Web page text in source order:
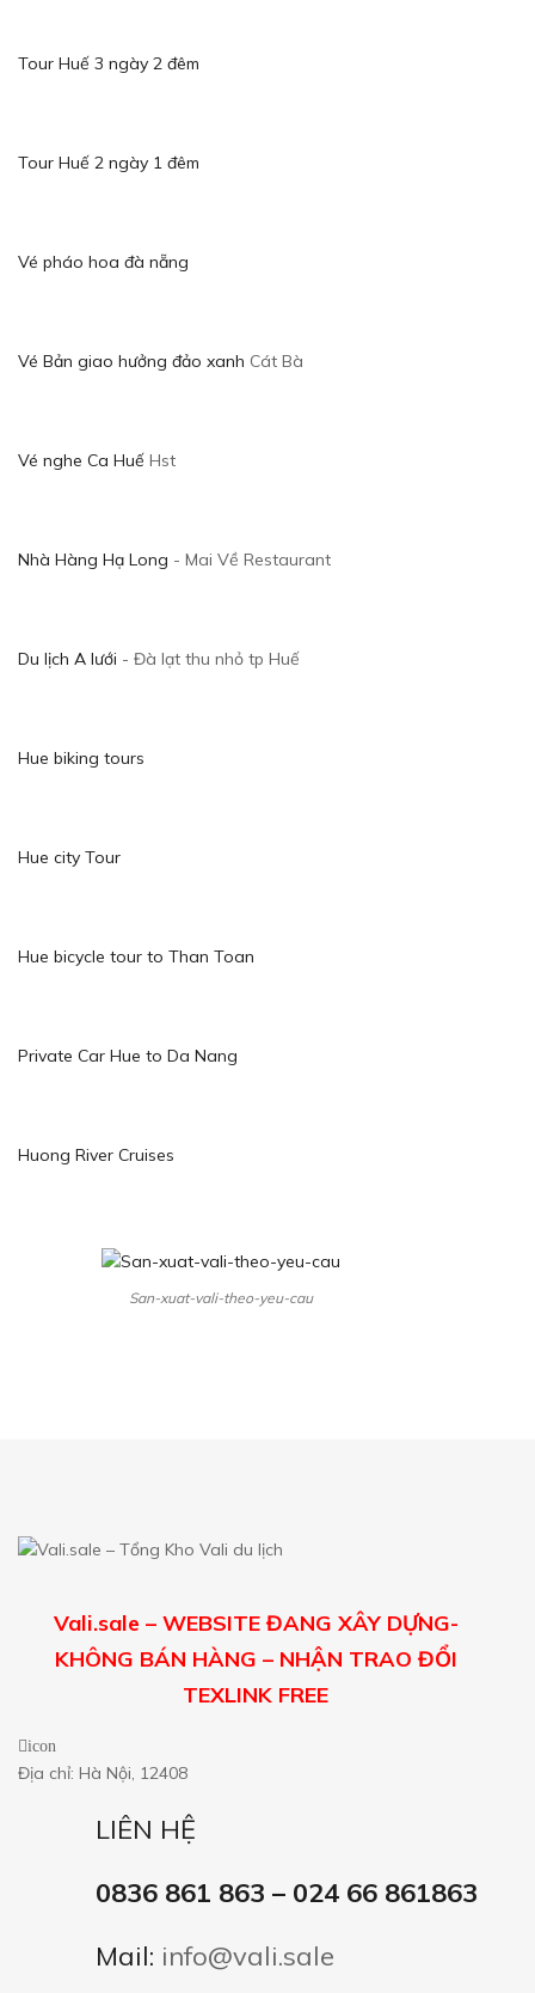
Tour Huế 3 ngày 2 đêm
Tour Huế 2 ngày 1 đêm
Vé pháo hoa đà nẵng
Vé Bản giao hưởng đảo xanh Cát Bà
Vé nghe Ca Huế Hst
Nhà Hàng Hạ Long - Mai Về Restaurant
Du lịch A lưới - Đà lạt thu nhỏ tp Huế
Hue biking tours
Hue city Tour
Hue bicycle tour to Than Toan
Private Car Hue to Da Nang
Huong River Cruises
San-xuat-vali-theo-yeu-cau
Vali.sale – WEBSITE ĐANG XÂY DỰNG-
KHÔNG BÁN HÀNG – NHẬN TRAO ĐỔI
TEXLINK FREE
icon
Địa chỉ: Hà Nội, 12408
LIÊN HỆ
0836 861 863 – 024 66 861863
Mail: info@vali.sale